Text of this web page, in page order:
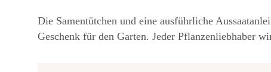
Die Samentütchen und eine ausführliche
Geschenk für den Garten. Jeder Pflanzenliebhaber